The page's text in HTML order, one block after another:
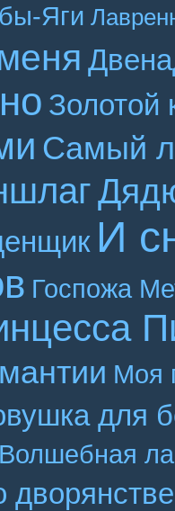
Яги
Золотой
Самый
И
Госпожа
Моя
для
Волшебная